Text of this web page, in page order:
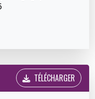
TÉLÉCHARGER